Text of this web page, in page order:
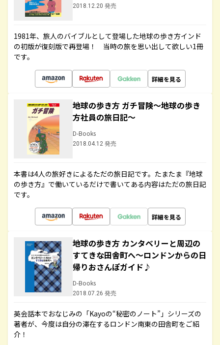
2018.12.20 発売
1981年、旅人のバイブルとして登場した地球の歩き方インド
の初版が復刻版で再登場！ 当時の旅を思い出して欲しい1冊
です。
詳細を見る
地球の歩き方 ガチ冒険～地球の歩き
方社員の旅日記～
D-Books
2018.04.12 発売
本書は4人の旅好きによるただの旅日記です。たまたま『地球
の歩き方』で働いているだけで書いてある内容はただの旅日記
です。
詳細を見る
地球の歩き方 カンタベリーと周辺の
すてきな田舎町へ～ロンドンからの日
帰りおさんぽガイド♪
D-Books
2018.07.26 発売
英会話本でおなじみの「Kayoの“秘密のノート”」シリーズの
著者が、今度は自分の滞在するロンドン南東の田舎町をご紹
介！